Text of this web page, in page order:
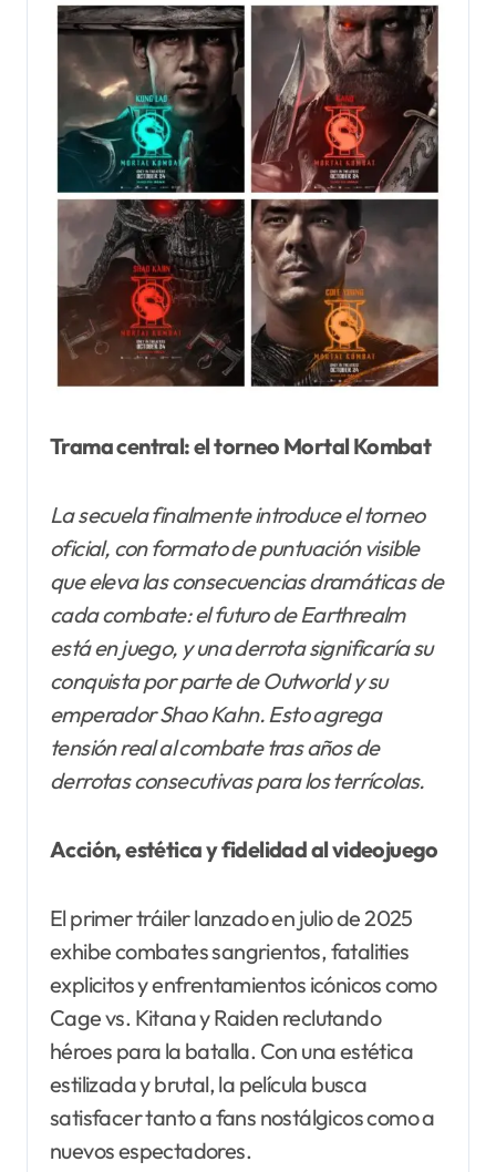
Trama central: el torneo Mortal Kombat
Lasecuela finalmente introduce el torneo
oficial, con formato de puntuación visible
que eleva las consecuencias dramáticas de
cada combate: el futuro de Earthrealm
está en juego, y una derrota significaríasu
conquista por parte de Outworld y su
emperador Shao Kahn. Esto agrega
tensión real al combate tras años de
derrotas consecutivas para los terrícolas.
Acción, estética y fidelidad al videojuego
El primer tráiler lanzado en julio de 2025
exhibe combates sangrientos, fatalities
explici­tos y enfrentamientos icónicos como
Cage vs. Kitana y Raiden reclutando
héroes para la batalla. Con una estética
estilizada y brutal, la película busca
satisfacer tanto a fans nostálgicos como a
nuevos espectadores.